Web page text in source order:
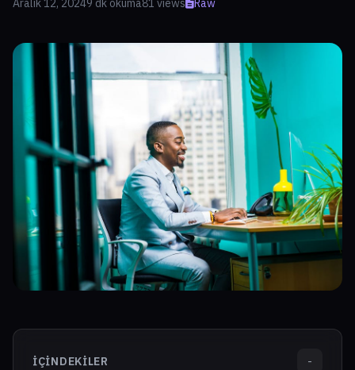
Aralık 12, 20249 dk okuma81 views Raw
İÇINDEKILER -